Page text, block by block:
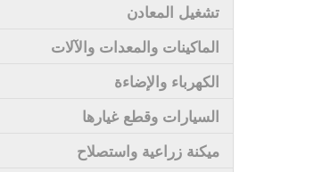
تشغيل المعادن
الماكينات والمعدات والآلات
الكهرباء والإضاءة
السيارات وقطع غيارها
ميكنة زراعية واستصلاح